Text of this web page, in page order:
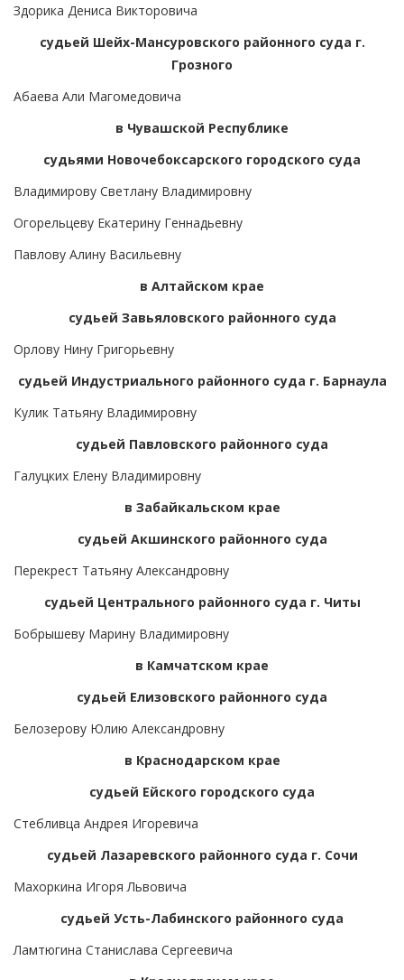
Здорика Дениса Викторовича
судьей Шейх-Мансуровского районного суда г.
Грозного
Абаева Али Магомедовича
в Чувашской Республике
судьями Новочебоксарского городского суда
Владимирову Светлану Владимировну
Огорельцеву Екатерину Геннадьевну
Павлову Алину Васильевну
в Алтайском крае
судьей Завьяловского районного суда
Орлову Нину Григорьевну
судьей Индустриального районного суда г. Барнаула
Кулик Татьяну Владимировну
судьей Павловского районного суда
Галуцких Елену Владимировну
в Забайкальском крае
судьей Акшинского районного суда
Перекрест Татьяну Александровну
судьей Центрального районного суда г. Читы
Бобрышеву Марину Владимировну
в Камчатском крае
судьей Елизовского районного суда
Белозерову Юлию Александровну
в Краснодарском крае
судьей Ейского городского суда
Стебливца Андрея Игоревича
судьей Лазаревского районного суда г. Сочи
Махоркина Игоря Львовича
судьей Усть-Лабинского районного суда
Ламтюгина Станислава Сергеевича